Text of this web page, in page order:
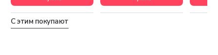
С этим покупают